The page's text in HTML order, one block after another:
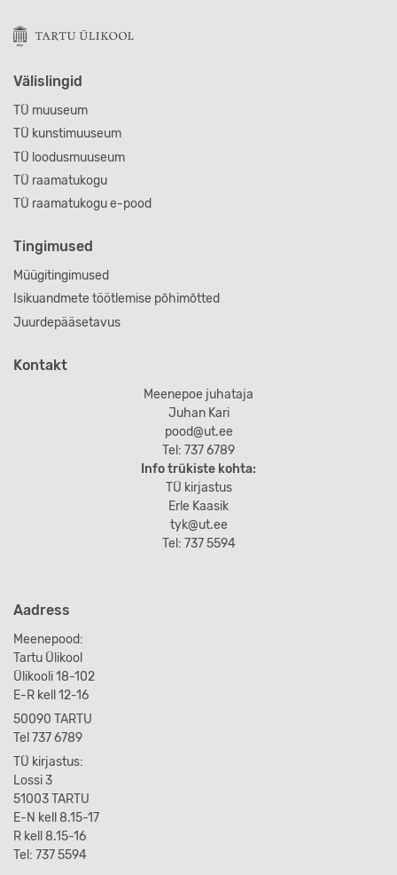
Välislingid
TÜ muuseum
TÜ kunstimuuseum
TÜ loodusmuuseum
TÜ raamatukogu
TÜ raamatukogu e-pood
Tingimused
Müügitingimused
Isikuandmete töötlemise põhimõtted
Juurdepääsetavus
Kontakt
Meenepoe juhataja
Juhan Kari
pood@ut.ee
Tel: 737 6789
Info trükiste kohta:
TÜ kirjastus
Erle Kaasik
tyk@ut.ee
Tel: 737 5594
Aadress
Meenepood:
Tartu Ülikool
Ülikooli 18-102
E-R kell 12-16
50090 TARTU
Tel 737 6789
TÜ kirjastus:
Lossi 3
51003 TARTU
E-N kell 8.15-17
R kell 8.15-16
Tel: 737 5594